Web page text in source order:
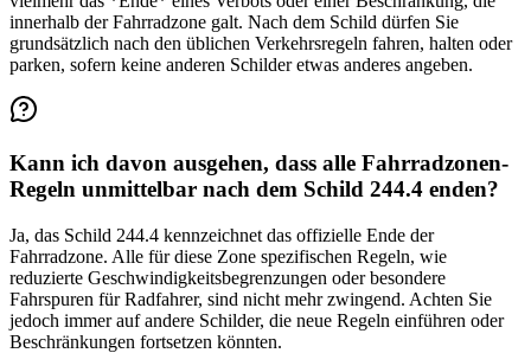
innerhalb der Fahrradzone galt. Nach dem Schild dürfen Sie
grundsätzlich nach den üblichen Verkehrsregeln fahren, halten oder
parken, sofern keine anderen Schilder etwas anderes angeben.
Kann ich davon ausgehen, dass alle Fahrradzonen-
Regeln unmittelbar nach dem Schild 244.4 enden?
Ja, das Schild 244.4 kennzeichnet das offizielle Ende der
Fahrradzone. Alle für diese Zone spezifischen Regeln, wie
reduzierte Geschwindigkeitsbegrenzungen oder besondere
Fahrspuren für Radfahrer, sind nicht mehr zwingend. Achten Sie
jedoch immer auf andere Schilder, die neue Regeln einführen oder
Beschränkungen fortsetzen könnten.